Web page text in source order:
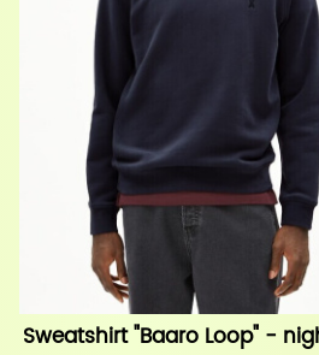
Sweatshirt "Baaro Loop" -